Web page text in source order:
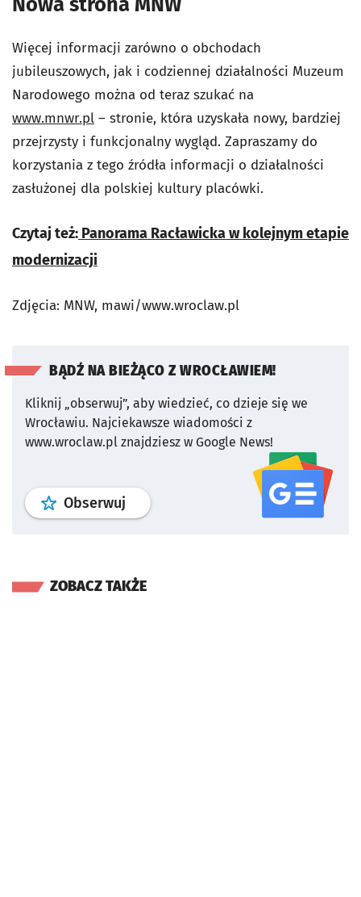
Więcej informacji zarówno o obchodach
jubileuszowych, jak i codziennej działalności Muzeum
Narodowego można od teraz szukać na
www.mnwr.pl – stronie, która uzyskała nowy, bardziej
przejrzysty i funkcjonalny wygląd. Zapraszamy do
korzystania z tego źródła informacji o działalności
zasłużonej dla polskiej kultury placówki.
Czytaj też: Panorama Racławicka w kolejnym etapie
modernizacji
Zdjęcia: MNW, mawi/www.wroclaw.pl
BĄDŹ NA BIEŻĄCO Z WROCŁAWIEM!
Kliknij „obserwuj”, aby wiedzieć, co dzieje się we
Wrocławiu. Najciekawsze wiadomości z
www.wroclaw.pl znajdziesz w Google News!
Obserwuj profil serwisu
ZOBACZ TAKŻE